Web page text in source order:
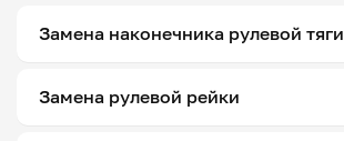
Замена наконечника рулевой тяги
Замена рулевой рейки